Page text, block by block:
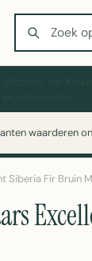
Zoeken
waarderen
Siberia Fir Bruin